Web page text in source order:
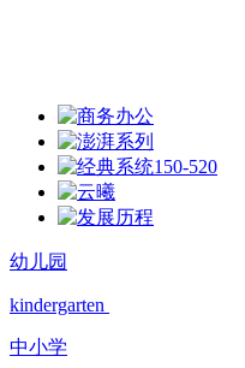
幼儿园
kindergarten
中小学